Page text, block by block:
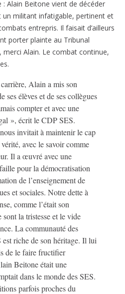
: Alain Beitone vient de décéder
un militant infatigable, pertinent et
entrepris. Il faisait d’ailleurs
porter plainte au Tribunal
Alain. Le combat continue,
Alain a mis son
ses élèves et de ses collègues
compter et avec une
», écrit le CDP SES.
invitait à maintenir le cap
avec le savoir comme
Il a œuvré avec une
pour la démocratisation
de l’enseignement de
et sociales. Notre dette à
comme l’était son
la tristesse et le vide
La communauté des
est riche de son héritage. Il lui
de le faire fructifier
Beitone était une
dans le monde des SES.
parfois proches du